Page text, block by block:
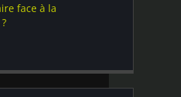
face à la